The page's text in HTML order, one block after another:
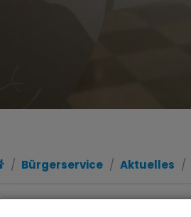
Bürgerservice Aktuelles